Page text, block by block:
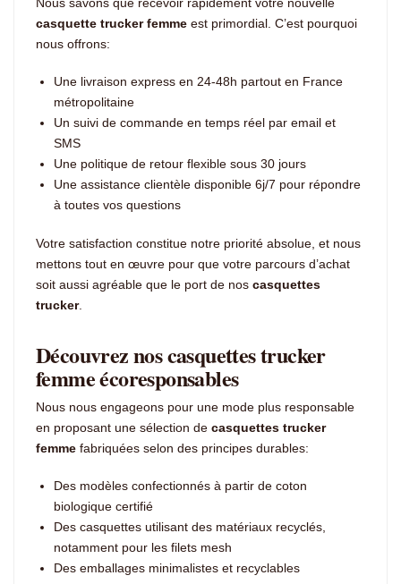
casquette trucker femme est primordial. C’est pourquoi
nous offrons:
Une livraison express en 24-48h partout en France
métropolitaine
Un suivi de commande en temps réel par email et
SMS
Une politique de retour flexible sous 30 jours
Une assistance clientèle disponible 6j/7 pour répondre
à toutes vos questions
Votre satisfaction constitue notre priorité absolue, et nous
mettons tout en œuvre pour que votre parcours d’achat
soit aussi agréable que le port de nos casquettes
trucker.
Découvrez nos casquettes trucker
femme écoresponsables
Nous nous engageons pour une mode plus responsable
en proposant une sélection de casquettes trucker
femme fabriquées selon des principes durables:
Des modèles confectionnés à partir de coton
biologique certifié
Des casquettes utilisant des matériaux recyclés,
notamment pour les filets mesh
Des emballages minimalistes et recyclables